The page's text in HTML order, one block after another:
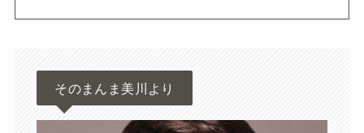
そのまんま美川より